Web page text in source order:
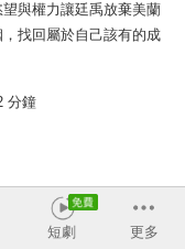
與權力讓廷禹放棄美蘭
找回屬於自己該有的成
分鐘
短劇 更多